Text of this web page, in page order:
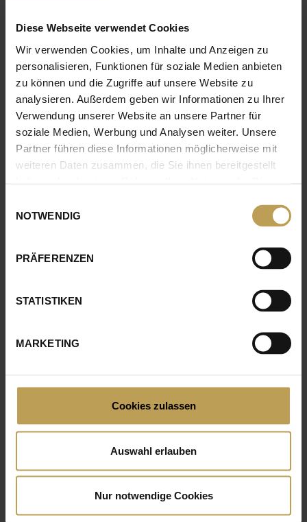
Diese Webseite verwendet Cookies
Wir verwenden Cookies, um Inhalte und Anzeigen zu
personalisieren, Funktionen für soziale Medien anbieten
zu können und die Zugriffe auf unsere Website zu
analysieren. Außerdem geben wir Informationen zu Ihrer
Verwendung unserer Website an unsere Partner für
soziale Medien, Werbung und Analysen weiter. Unsere
Partner führen diese Informationen möglicherweise mit
weiteren Daten zusammen, die Sie ihnen bereitgestellt
NOTWENDIG
PRÄFERENZEN
STATISTIKEN
MARKETING
Cookies zulassen
Auswahl erlauben
Nur notwendige Cookies
Sie uns! Wir freuen und auf Ihre Anfrage.
NOCH FRAGEN?
Ob allgemeine Frage oder konkretes Interesse:
Gerne beantworte ich offene Fragen! Per E-Mail
oder direkt am Telefon.
BERNT HEIMANN
Tel: +49 5424 299 0